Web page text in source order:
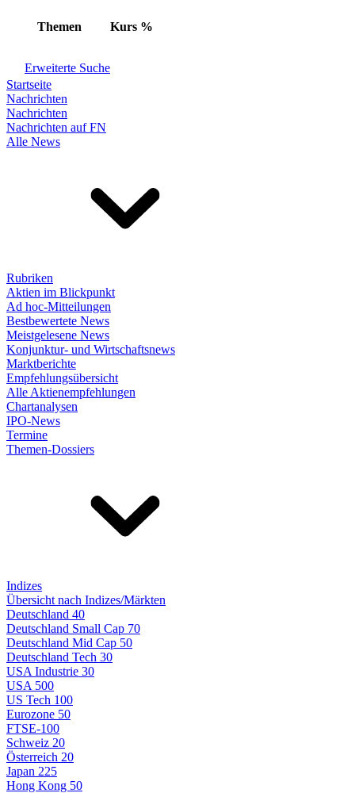
Themen Kurs %
Erweiterte Suche
Startseite
Nachrichten
Nachrichten
Nachrichten auf FN
Alle News
Rubriken
Aktien im Blickpunkt
Ad hoc-Mitteilungen
Bestbewertete News
Meistgelesene News
Konjunktur- und Wirtschaftsnews
Marktberichte
Empfehlungsübersicht
Alle Aktienempfehlungen
Chartanalysen
IPO-News
Termine
Themen-Dossiers
Indizes
Übersicht nach Indizes/Märkten
Deutschland 40
Deutschland Small Cap 70
Deutschland Mid Cap 50
Deutschland Tech 30
USA Industrie 30
USA 500
US Tech 100
Eurozone 50
FTSE-100
Schweiz 20
Österreich 20
Japan 225
Hong Kong 50